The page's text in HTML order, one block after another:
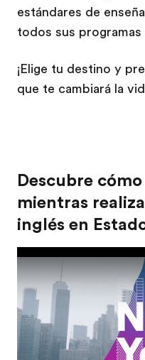
estándares de
todos sus programas
¡Elige tu destino y
que te cambiará la
Descubre
mientras
inglés en